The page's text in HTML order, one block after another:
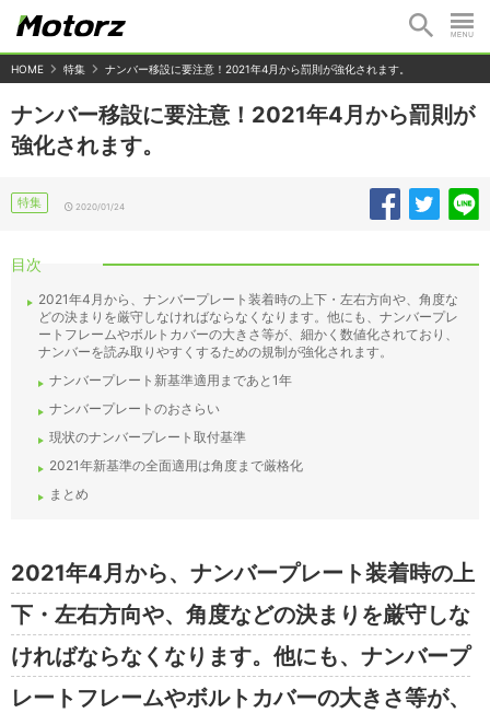
HOME 特集 ナンバー移設に要注意！2021年4月から罰則が強化されます。
ナンバー移設に要注意！2021年4月から罰則が
強化されます。
特集 2020/01/24
目次
2021年4月から、ナンバープレート装着時の上下・左右方向や、角度な
どの決まりを厳守しなければならなくなります。他にも、ナンバープレ
ートフレームやボルトカバーの大きさ等が、細かく数値化されており、
ナンバーを読み取りやすくするための規制が強化されます。
ナンバープレート新基準適用まであと1年
ナンバープレートのおさらい
現状のナンバープレート取付基準
2021年新基準の全面適用は角度まで厳格化
まとめ
2021年4月から、ナンバープレート装着時の上
下・左右方向や、角度などの決まりを厳守しな
ければならなくなります。他にも、ナンバープ
レートフレームやボルトカバーの大きさ等が、